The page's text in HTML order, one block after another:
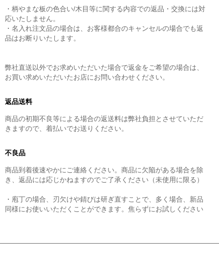
・柄やまな板の色合い/木目等に関する内容での返品・交換には対
応いたしません。
・名入れ注文品の場合は、お客様都合のキャンセルの場合でも返
品はお断りいたします。
弊社直送以外でお求めいただいた場合で返金をご希望の場合は、
お買い求めいただいたお店にお問い合わせください。
返品送料
商品の初期不良等による場合の返送料は弊社負担とさせていただ
きますので、着払いでお送りください。
不良品
商品到着後速やかにご連絡ください。商品に欠陥がある場合を除
き、返品には応じかねますのでご了承ください（未使用に限る）
・庖丁の場合、刃欠けや錆びは研ぎ直すことで、多く場合、新品
同様にお使いいただくことができます。焦らずにお試しください